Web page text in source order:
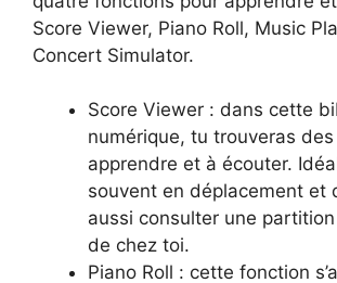
Score Viewer, Piano Roll, Music
Concert Simulator.
Score Viewer : dans cette
numérique, tu trouveras
apprendre et à écouter.
souvent en déplacement et
aussi consulter une
de chez toi.
Piano Roll : cette fonction